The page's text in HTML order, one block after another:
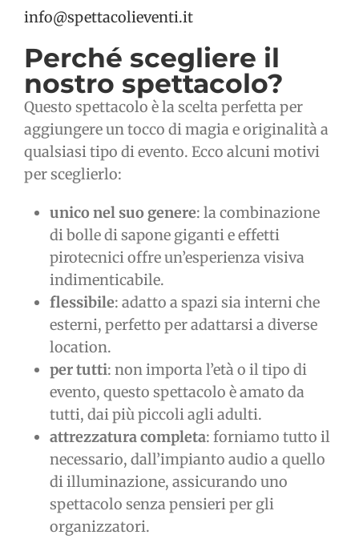
info@spettacolieventi.it
Perché scegliere il
nostro spettacolo?
Questo spettacolo è la scelta perfetta per
aggiungere un tocco di magia e originalità a
qualsiasi tipo di evento. Ecco alcuni motivi
per sceglierlo:
unico nel suo genere: la combinazione
di bolle di sapone giganti e effetti
pirotecnici offre un’esperienza visiva
indimenticabile.
flessibile: adatto a spazi sia interni che
esterni, perfetto per adattarsi a diverse
location.
per tutti: non importa l’età o il tipo di
evento, questo spettacolo è amato da
tutti, dai più piccoli agli adulti.
attrezzatura completa: forniamo tutto il
necessario, dall’impianto audio a quello
di illuminazione, assicurando uno
spettacolo senza pensieri per gli
organizzatori.